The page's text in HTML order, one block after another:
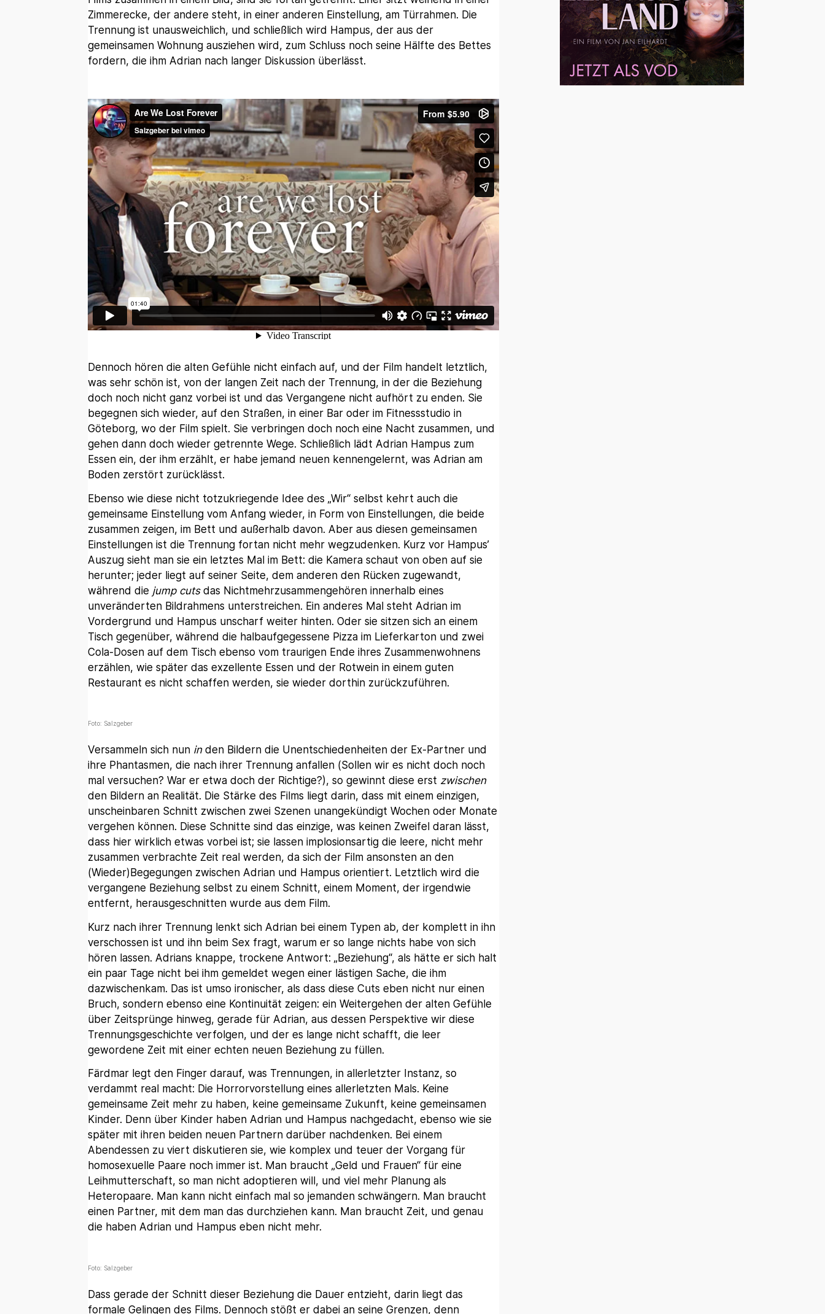
Zimmerecke, der andere steht, in einer anderen Einstellung, am Türrahmen. Die
Trennung ist unausweichlich, und schließlich wird Hampus, der aus der
gemeinsamen Wohnung ausziehen wird, zum Schluss noch seine Hälfte des Bettes
fordern, die ihm Adrian nach langer Diskussion überlässt.
Dennoch hören die alten Gefühle nicht einfach auf, und der Film handelt letztlich,
was sehr schön ist, von der langen Zeit nach der Trennung, in der die Beziehung
doch noch nicht ganz vorbei ist und das Vergangene nicht aufhört zu enden. Sie
begegnen sich wieder, auf den Straßen, in einer Bar oder im Fitnessstudio in
Göteborg, wo der Film spielt. Sie verbringen doch noch eine Nacht zusammen, und
gehen dann doch wieder getrennte Wege. Schließlich lädt Adrian Hampus zum
Essen ein, der ihm erzählt, er habe jemand neuen kennengelernt, was Adrian am
Boden zerstört zurücklässt.
Ebenso wie diese nicht totzukriegende Idee des „Wir“ selbst kehrt auch die
gemeinsame Einstellung vom Anfang wieder, in Form von Einstellungen, die beide
zusammen zeigen, im Bett und außerhalb davon. Aber aus diesen gemeinsamen
Einstellungen ist die Trennung fortan nicht mehr wegzudenken. Kurz vor Hampus’
Auszug sieht man sie ein letztes Mal im Bett: die Kamera schaut von oben auf sie
herunter; jeder liegt auf seiner Seite, dem anderen den Rücken zugewandt,
während die jump cutsdas Nichtmehrzusammengehören innerhalb eines
unveränderten Bildrahmens unterstreichen. Ein anderes Mal steht Adrian im
Vordergrund und Hampus unscharf weiter hinten. Oder sie sitzen sich an einem
Tisch gegenüber, während die halbaufgegessene Pizza im Lieferkarton und zwei
Cola-Dosen auf dem Tisch ebenso vom traurigen Ende ihres Zusammenwohnens
erzählen, wie später das exzellente Essen und der Rotwein in einem guten
Restaurant es nicht schaffen werden, sie wieder dorthin zurückzuführen.
Foto: Salzgeber
Versammeln sich nun inden Bildern die Unentschiedenheiten der Ex-Partner und
ihre Phantasmen, die nach ihrer Trennung anfallen (Sollen wir es nicht doch noch
mal versuchen? War er etwa doch der Richtige?), so gewinnt diese erst zwischen
den Bildern an Realität. Die Stärke des Films liegt darin, dass mit einem einzigen,
unscheinbaren Schnitt zwischen zwei Szenen unangekündigt Wochen oder Monate
vergehen können. Diese Schnitte sind das einzige, was keinen Zweifel daran lässt,
dass hier wirklich etwas vorbei ist; sie lassen implosionsartig die leere, nicht mehr
zusammen verbrachte Zeit real werden, da sich der Film ansonsten an den
(Wieder)Begegungen zwischen Adrian und Hampus orientiert. Letztlich wird die
vergangene Beziehung selbst zu einem Schnitt, einem Moment, der irgendwie
entfernt, herausgeschnitten wurde aus dem Film.
Kurz nach ihrer Trennung lenkt sich Adrian bei einem Typen ab, der komplett in ihn
verschossen ist und ihn beim Sex fragt, warum er so lange nichts habe von sich
hören lassen. Adrians knappe, trockene Antwort: „Beziehung“, als hätte er sich halt
ein paar Tage nicht bei ihm gemeldet wegen einer lästigen Sache, die ihm
dazwischenkam. Das ist umso ironischer, als dass diese Cuts eben nicht nur einen
Bruch, sondern ebenso eine Kontinuität zeigen: ein Weitergehen der alten Gefühle
über Zeitsprünge hinweg, gerade für Adrian, aus dessen Perspektive wir diese
Trennungsgeschichte verfolgen, und der es lange nicht schafft, die leer
gewordene Zeit mit einer echten neuen Beziehung zu füllen.
Färdmar legt den Finger darauf, was Trennungen, in allerletzter Instanz, so
verdammt real macht: Die Horrorvorstellung eines allerletzten Mals. Keine
gemeinsame Zeit mehr zu haben, keine gemeinsame Zukunft, keine gemeinsamen
Kinder. Denn über Kinder haben Adrian und Hampus nachgedacht, ebenso wie sie
später mit ihren beiden neuen Partnern darüber nachdenken. Bei einem
Abendessen zu viert diskutieren sie, wie komplex und teuer der Vorgang für
homosexuelle Paare noch immer ist. Man braucht „Geld und Frauen“ für eine
Leihmutterschaft, so man nicht adoptieren will, und viel mehr Planung als
Heteropaare. Man kann nicht einfach mal so jemanden schwängern. Man braucht
einen Partner, mit dem man das durchziehen kann. Man braucht Zeit, und genau
die haben Adrian und Hampus eben nicht mehr.
Foto: Salzgeber
Dass gerade der Schnitt dieser Beziehung die Dauer entzieht, darin liegt das
formale Gelingen des Films. Dennoch stößt er dabei an seine Grenzen, denn